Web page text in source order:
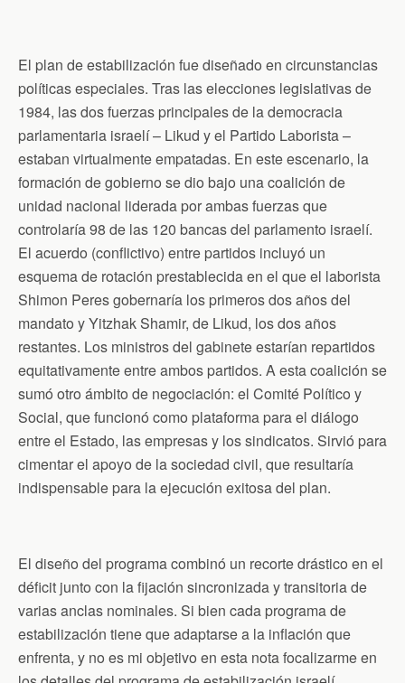
El plan de estabilización fue diseñado en circunstancias
políticas especiales. Tras las elecciones legislativas de
1984, las dos fuerzas principales de la democracia
parlamentaria israelí – Likud y el Partido Laborista –
estaban virtualmente empatadas. En este escenario, la
formación de gobierno se dio bajo una coalición de
unidad nacional liderada por ambas fuerzas que
controlaría 98 de las 120 bancas del parlamento israelí.
El acuerdo (conflictivo) entre partidos incluyó un
esquema de rotación prestablecida en el que el laborista
Shimon Peres gobernaría los primeros dos años del
mandato y Yitzhak Shamir, de Likud, los dos años
restantes. Los ministros del gabinete estarían repartidos
equitativamente entre ambos partidos. A esta coalición se
sumó otro ámbito de negociación: el Comité Político y
Social, que funcionó como plataforma para el diálogo
entre el Estado, las empresas y los sindicatos. Sirvió para
cimentar el apoyo de la sociedad civil, que resultaría
indispensable para la ejecución exitosa del plan.
El diseño del programa combinó un recorte drástico en el
déficit junto con la fijación sincronizada y transitoria de
varias anclas nominales. Si bien cada programa de
estabilización tiene que adaptarse a la inflación que
enfrenta, y no es mi objetivo en esta nota focalizarme en